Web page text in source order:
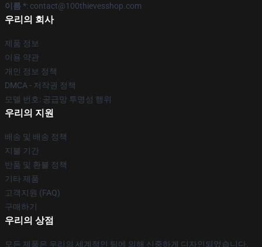
이름 *: contact@100thievesshop.com
우리의 회사
제품 정보
이용 약관
개인 정보 정책
DMCA - 저작권 정책
모델 번호: 공급망 투명성 행위
우리의 지원
배송 및 배송 정책
지불 기간
반품 및 환불 정책
기타 제품
고객지원 (FAQ)
구매하기
우리의 상점
모든 제품은 우리의 세계적인 팀에 의해 신중하게 디자인되었습니다.